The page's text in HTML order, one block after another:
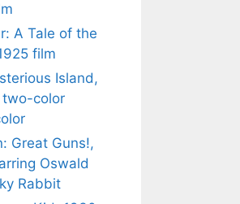
A Tale of the
film
Island,
two-color
Great Guns!,
Oswald
Rabbit